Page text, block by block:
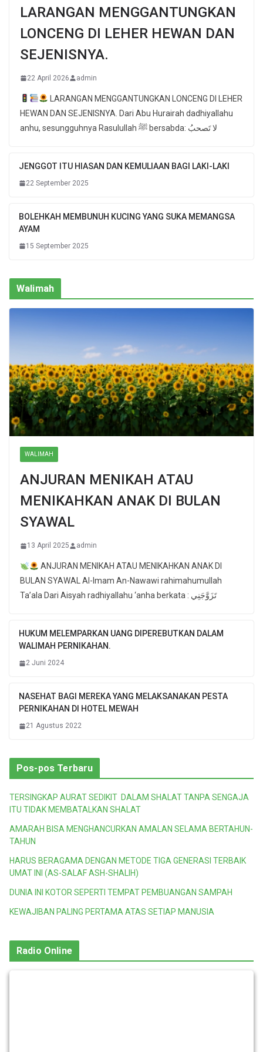
LARANGAN MENGGANTUNGKAN
LONCENG DI LEHER HEWAN DAN
SEJENISNYA.
22 April 2026 admin
LARANGAN MENGGANTUNGKAN LONCENG DI LEHER
HEWAN DAN SEJENISNYA. Dari Abu Hurairah dadhiyallahu
anhu, sesungguhnya Rasulullah ﷺ bersabda: لا تَصحبُ
JENGGOT ITU HIASAN DAN KEMULIAAN BAGI LAKI-LAKI
22 September 2025
BOLEHKAH MEMBUNUH KUCING YANG SUKA MEMANGSA
AYAM
15 September 2025
Walimah
WALIMAH
ANJURAN MENIKAH ATAU
MENIKAHKAN ANAK DI BULAN
SYAWAL
13 April 2025 admin
ANJURAN MENIKAH ATAU MENIKAHKAN ANAK DI
BULAN SYAWAL Al-Imam An-Nawawi rahimahumullah
Ta’ala Dari Aisyah radhiyallahu ‘anha berkata : تَزَوَّجَنِي
HUKUM MELEMPARKAN UANG DIPEREBUTKAN DALAM
WALIMAH PERNIKAHAN.
2 Juni 2024
NASEHAT BAGI MEREKA YANG MELAKSANAKAN PESTA
PERNIKAHAN DI HOTEL MEWAH
21 Agustus 2022
Pos-pos Terbaru
TERSINGKAP AURAT SEDIKIT DALAM SHALAT TANPA SENGAJA
ITU TIDAK MEMBATALKAN SHALAT
AMARAH BISA MENGHANCURKAN AMALAN SELAMA BERTAHUN-
TAHUN
HARUS BERAGAMA DENGAN METODE TIGA GENERASI TERBAIK
UMAT INI (AS-SALAF ASH-SHALIH)
DUNIA INI KOTOR SEPERTI TEMPAT PEMBUANGAN SAMPAH
KEWAJIBAN PALING PERTAMA ATAS SETIAP MANUSIA
Radio Online